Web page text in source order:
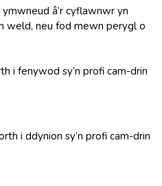
â’r cyflawnwr yn
weld, neu fod mewn perygl o
i fenywod sy’n profi cam-drin
i ddynion sy’n profi cam-drin